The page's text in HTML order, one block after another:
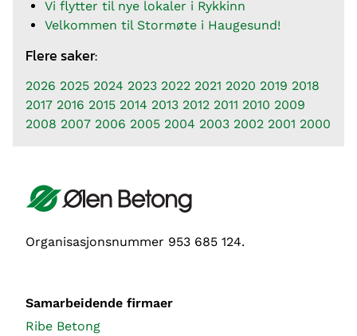
Vi flytter til nye lokaler i Rykkinn
Velkommen til Stormøte i Haugesund!
Flere saker:
2026 2025 2024 2023 2022 2021 2020 2019 2018
2017 2016 2015 2014 2013 2012 2011 2010 2009
2008 2007 2006 2005 2004 2003 2002 2001 2000
Organisasjonsnummer 953 685 124.
Samarbeidende firmaer
Ribe Betong